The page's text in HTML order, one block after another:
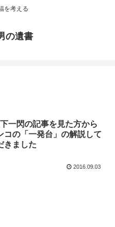
を考える
の遺書
一閃の記事を見た方から
コの「一発台」の解説して
きました
2016.09.03